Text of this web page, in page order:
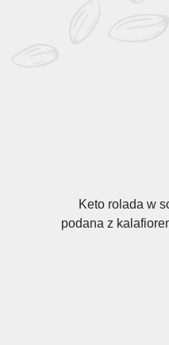
Keto rolada w
podana z